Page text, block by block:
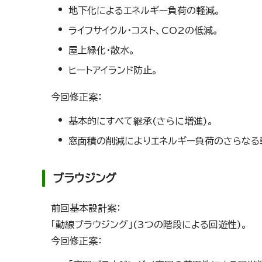
地下化によるエネルギー負荷の軽減。
ライフサイクル・コスト、CO2の低減。
屋上緑化・散水。
ヒートアイランド防止。
今回修正案：
基本的にすべて継承(さらに増進)。
窓面積の削減によりエネルギー負荷のさらなる
ブラウジング
前回基本設計案：
「動線ブラウジング」(3つの階段による回遊性)。
今回修正案：